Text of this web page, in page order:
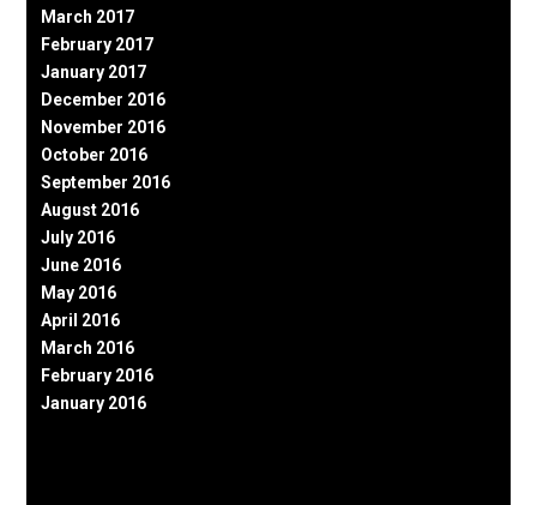
March 2017
February 2017
January 2017
December 2016
November 2016
October 2016
September 2016
August 2016
July 2016
June 2016
May 2016
April 2016
March 2016
February 2016
January 2016